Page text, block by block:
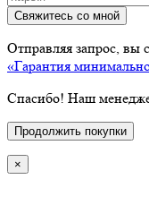
Свяжитесь со мной
Отправляя запрос, вы
«Гарантия
Спасибо! Наш
Продолжить покупки
×